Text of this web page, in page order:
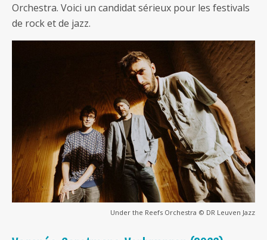
Orchestra. Voici un candidat sérieux pour les festivals
de rock et de jazz.
Under the Reefs Orchestra © DR Leuven Jazz